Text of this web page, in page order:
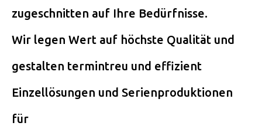
zugeschnitten auf Ihre Bedürfnisse.
Wir legen Wert auf höchste Qualität und
gestalten termintreu und effizient
Einzellösungen und Serienproduktionen
für